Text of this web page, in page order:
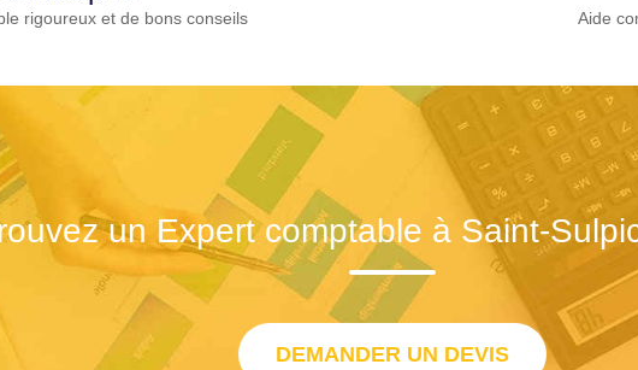
rigoureux et de bons conseils Aide
un Expert comptable à Saint-
DEMANDER UN DEVIS